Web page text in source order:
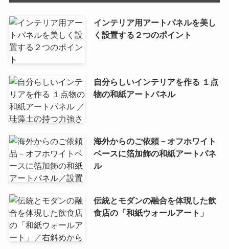
インテリア用アートパネルを美し
く設置する２つのポイント
自分らしいインテリアを作る １点
物の和紙アートパネル
海外からのご依頼－オフホワイト
ベースに箔加飾の和紙アートパネ
ル
伝統とモダンの融合を体現した飲
食店の「和紙ウォールアート」